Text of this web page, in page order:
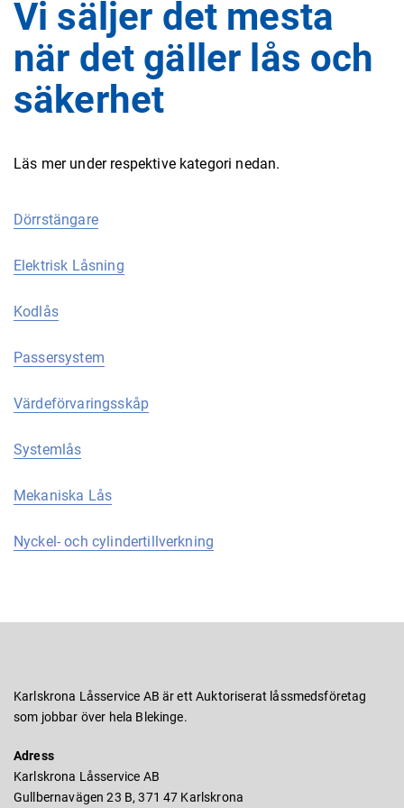
Vi säljer det mesta
när det gäller lås och
säkerhet
Läs mer under respektive kategori nedan.
Dörrstängare
Elektrisk Låsning
Kodlås
Passersystem
Värdeförvaringsskåp
Systemlås
Mekaniska Lås
Nyckel- och cylindertillverkning
Karlskrona Låsservice AB är ett Auktoriserat låssmedsföretag
som jobbar över hela Blekinge.
Adress
Karlskrona Låsservice AB
Gullbernavägen 23 B, 371 47 Karlskrona